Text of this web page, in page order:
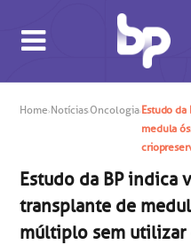
CONSULTAS E EXAMES
CONHEÇA AS UNIDADES
INFORMAÇÕES ÚTEIS
Home NotíciasOncologiaEstudo
medula
Estudo da BP indica
transplante de
múltiplo sem utilizar